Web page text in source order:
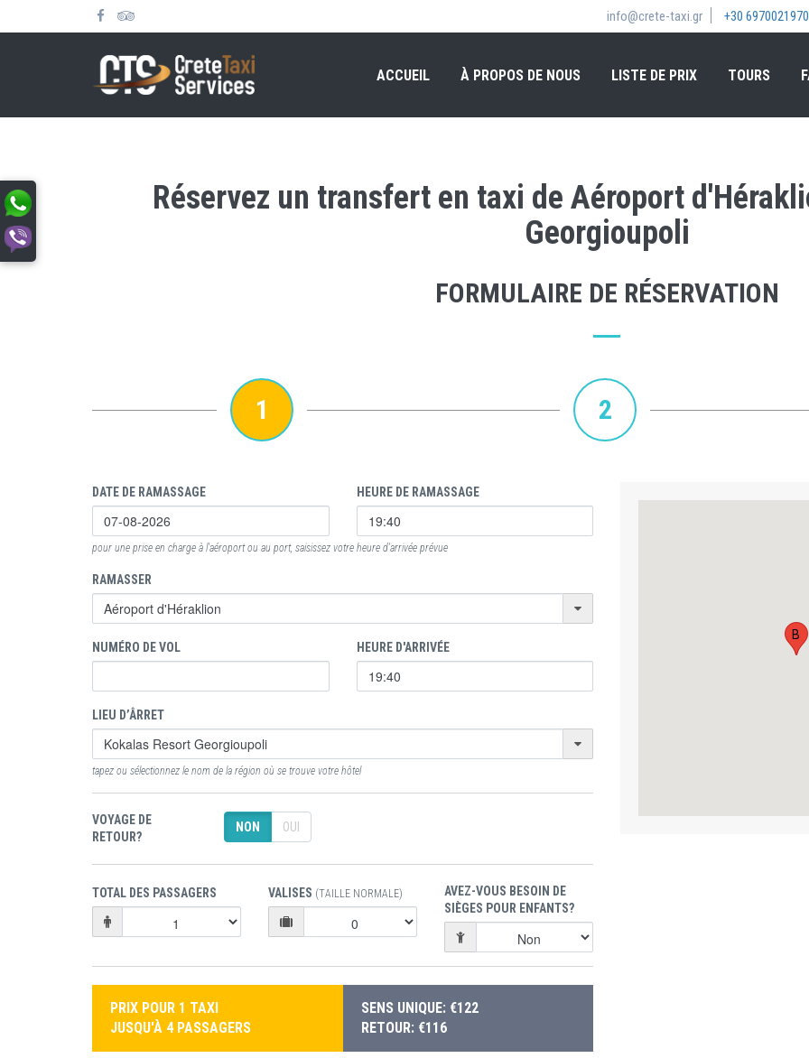
info@crete-taxi.gr +30 6970021970
ACCUEIL À PROPOS DE NOUS LISTE DE PRIX TOURS
Réservez un transfert en taxi de Aéroport
Georgioupoli
FORMULAIRE DE RÉSERVATION
1 2
DATE DE RAMASSAGE HEURE DE RAMASSAGE
pour une prise en charge à l'aéroport ou au port, saisissez votre heure d'arrivée prévue
RAMASSER
NUMÉRO DE VOL HEURE D'ARRIVÉE
LIEU D’ÂRRET
tapez ou sélectionnez le nom de la région où se trouve votre hôtel
VOYAGE DE
RETOUR?
NON OUI
TOTAL DES PASSAGERS VALISES (TAILLE NORMALE)
AVEZ-VOUS BESOIN DE
SIÈGES POUR ENFANTS?
PRIX POUR 1 TAXI
JUSQU'À 4 PASSAGERS
SENS UNIQUE: €122
RETOUR: €116
B